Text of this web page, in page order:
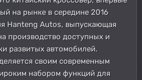
на рынке в середине 2016
Hanteng Autos, выпускающая
производство доступных и
развитых автомобилей.
своим современным
набором функций для